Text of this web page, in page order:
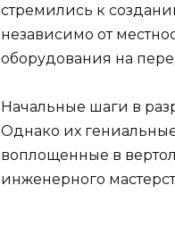
стремились к
независимо от
оборудования на
Начальные шаги в
Однако их
воплощенные в
инженерного